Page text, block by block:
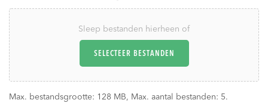
Sleep bestanden hierheen of
SELECTEER BESTANDEN
Max. bestandsgrootte: 128 MB, Max. aantal bestanden: 5.